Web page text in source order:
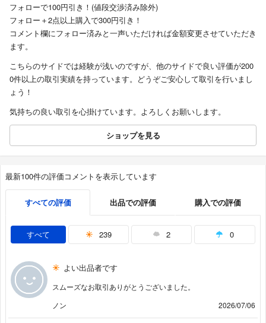
フォローで100円引き！(値段交渉済み除外)
フォロー＋2点以上購入で300円引き！
コメント欄にフォロー済みと一声いただければ金額変更させていただき
ます。
こちらのサイドでは経験が浅いのですが、他のサイドで良い評価が200
0件以上の取引実績を持っています。どうぞご安心して取引を行いまし
ょう！
気持ちの良い取引を心掛けています。よろしくお願いします。
ショップを見る
最新100件の評価コメントを表示しています
すべての評価 出品での評価 購入での評価
すべて 239 2 0
よい出品者です
スムーズなお取引ありがとうございました。
ノン
2026/07/06